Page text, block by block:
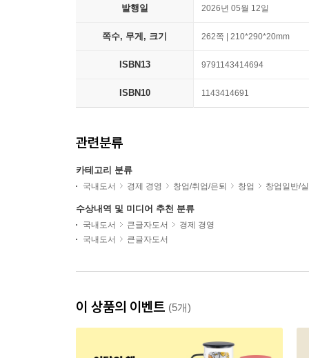
발행일 2026년 05월 12일
쪽수, 무게, 크기 262쪽 | 210*290*20mm
ISBN13 9791143414694
ISBN10 1143414691
관련분류
카테고리 분류
국내도서 경제 경영 창업/취업/은퇴 창업 창업일반/
수상내역 및 미디어 추천 분류
국내도서 큰글자도서
경제 경영
국내도서
큰글자도서
이 상품의 이벤트 (5개)